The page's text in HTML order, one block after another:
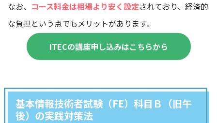
なお、 コース料金は相場より安く設定されており、経済的
な負担という点でもメリットがあります。
ITECの講座申し込みはこちらから
基本情報技術者試験（FE）科目Ｂ（旧午
後）の実践対策法